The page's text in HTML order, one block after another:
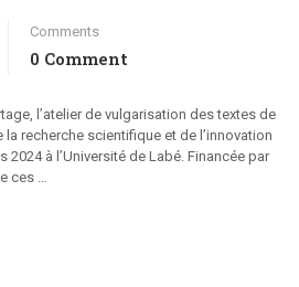
Comments
0 Comment
l’atelier de vulgarisation des textes de
la recherche scientifique et de l’innovation
2024 à l’Université de Labé. Financée par
ces …